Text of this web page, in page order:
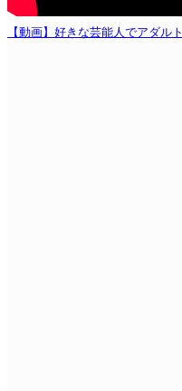
【動画】好きな芸能人でアダル